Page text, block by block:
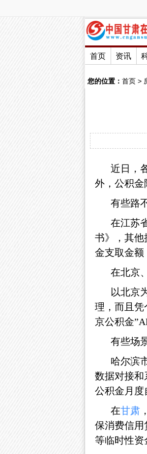
首页 资讯
您的位置： 首页 >
近日，
外，公积金
有些路
在江苏
书》，其他
金支取金额
在北京
以北京
理，而且凭
京公积金
有些场
哈尔滨
数据对接和
公积金月度
在甘肃
保消费信用
等临时性资